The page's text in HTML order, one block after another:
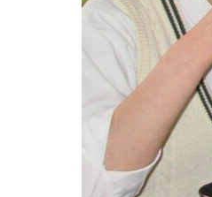
まつり・イベント
おみやげ・特産
アウトドア・レジャー